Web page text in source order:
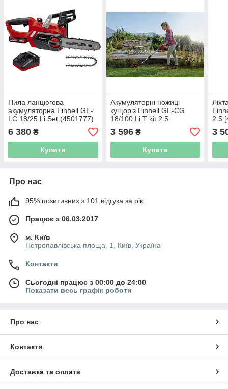
Пила ланцюгова
акумуляторна Einhell GE-
LC 18/25 Li Set (4501777)
6 380 ₴
Купити
Акумуляторні ножиці
кущоріз Einhell GE-CG
18/100 Li T kit 2.5
[34101025]
3 596₴
Купити
2.5
3
Про нас
95% позитивних з 101 відгука за рік
Працює з 06.03.2017
м. Київ
Петропавлівська площа, 1, Київ, Україна
Контакти
Сьогодні працює з 00:00 до 24:00
Показати весь графік роботи
Про нас
Контакти
Доставка та оплата